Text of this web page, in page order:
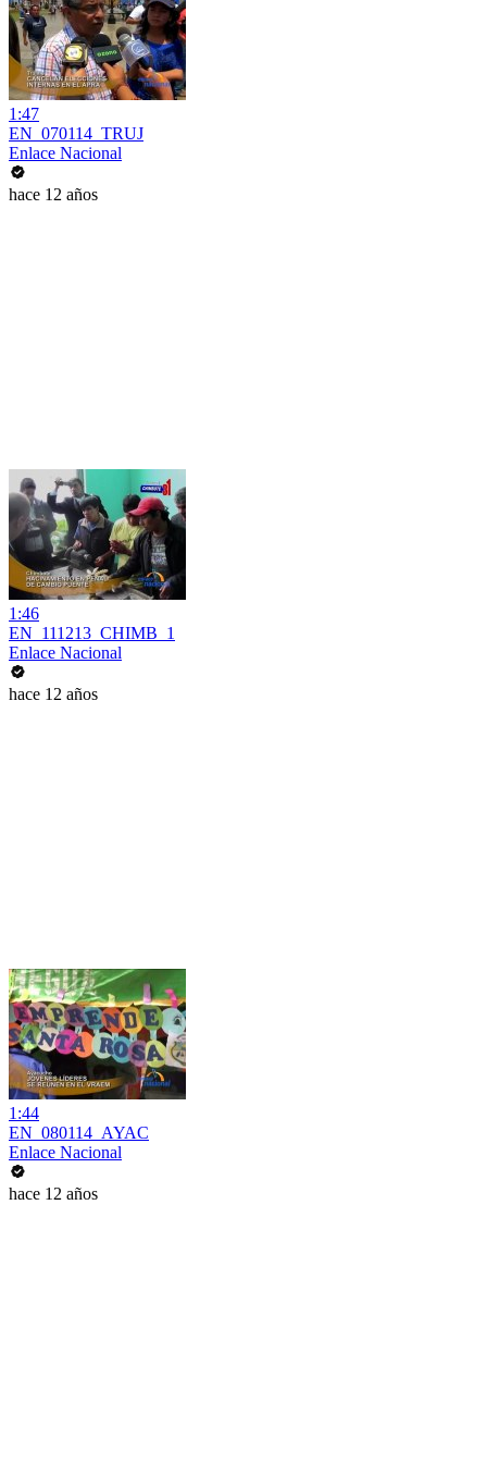
1:47
EN_070114_TRUJ
Enlace Nacional
hace 12 años
1:46
EN_111213_CHIMB_1
Enlace Nacional
hace 12 años
1:44
EN_080114_AYAC
Enlace Nacional
hace 12 años